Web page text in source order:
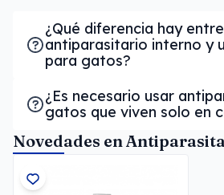
¿Qué diferencia hay
antiparasitario interno y
para gatos?
¿Es necesario usar
gatos que viven solo en
Novedades en